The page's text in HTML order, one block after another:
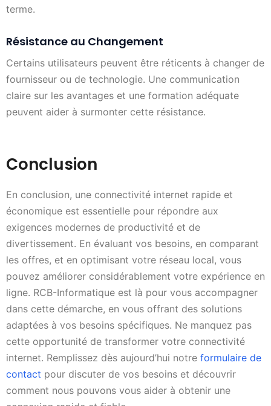
terme.
Résistance au Changement
Certains utilisateurs peuvent être réticents à changer de
fournisseur ou de technologie. Une communication
claire sur les avantages et une formation adéquate
peuvent aider à surmonter cette résistance.
Conclusion
En conclusion, une connectivité internet rapide et
économique est essentielle pour répondre aux
exigences modernes de productivité et de
divertissement. En évaluant vos besoins, en comparant
les offres, et en optimisant votre réseau local, vous
pouvez améliorer considérablement votre expérience en
ligne. RCB-Informatique est là pour vous accompagner
dans cette démarche, en vous offrant des solutions
adaptées à vos besoins spécifiques. Ne manquez pas
cette opportunité de transformer votre connectivité
internet. Remplissez dès aujourd’hui notre formulaire de
contact pour discuter de vos besoins et découvrir
comment nous pouvons vous aider à obtenir une